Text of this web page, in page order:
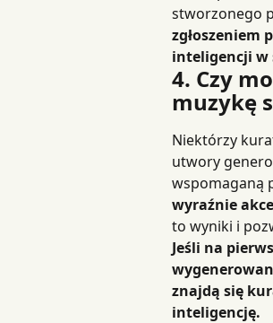
stworzonego
zgłoszeniem
inteligencji
4. Czy
muzykę
Niektórzy
utwory
wspomaganą
wyraźnie
to wyniki i
Jeśli na
znajdą się
inteligencję.